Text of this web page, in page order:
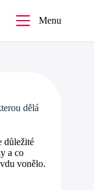
Menu
dělá
důležité
a co
vonělo.